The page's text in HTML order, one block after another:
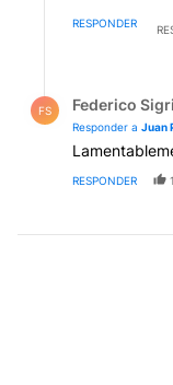
RESPONDER
FS Federico
Responder a Juan
RESPONDER 1